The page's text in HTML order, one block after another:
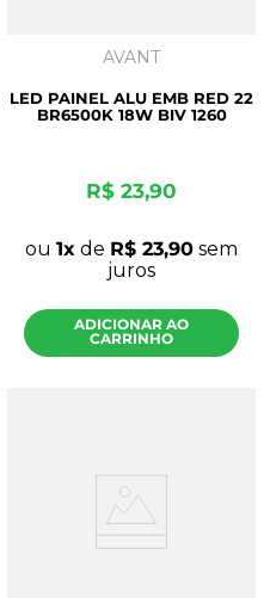
AVANT
LED PAINEL ALU EMB RED 22
BR6500K 18W BIV 1260
R$ 23,90
ou 1 de R$ 23,90 sem
juros
ADICIONAR AO
CARRINHO